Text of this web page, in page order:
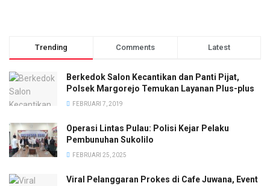
Trending Comments Latest
Berkedok Salon Kecantikan dan Panti Pijat,
Polsek Margorejo Temukan Layanan Plus-plus
FEBRUARI 7, 2019
Operasi Lintas Pulau: Polisi Kejar Pelaku
Pembunuhan Sukolilo
FEBRUARI 25, 2025
Viral Pelanggaran Prokes di Cafe Juwana, Event